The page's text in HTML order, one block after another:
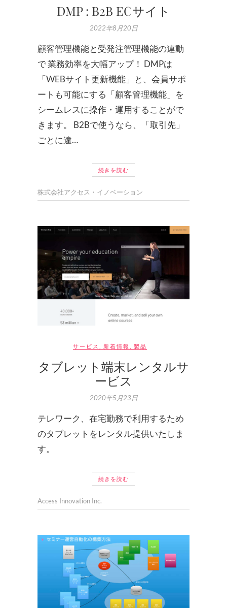
DMP : B2B ECサイト
2022年8月20日
顧客管理機能と受発注管理機能の連動
で 業務効率を大幅アップ！ DMPは
「WEBサイト更新機能」と、会員サポ
ートも可能にする「顧客管理機能」を
シームレスに操作・運用することがで
きます。 B2Bで使うなら、「取引先」
ごとに違…
続きを読む
株式会社アクセス・イノベーション
サービス 新着情報 製品
タブレット端末レンタルサ
ービス
2020年5月23日
テレワーク、在宅勤務で利用するため
のタブレットをレンタル提供いたしま
す。
続きを読む
Access Innovation Inc.